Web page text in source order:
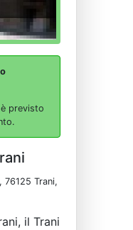
previsto
76125 Trani,
il Trani